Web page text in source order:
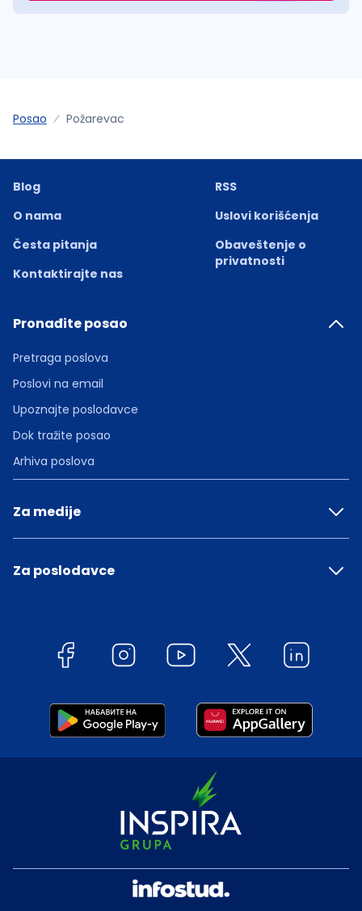
Posao Požarevac
Blog
O nama
Česta pitanja
Kontaktirajte nas
RSS
Uslovi korišćenja
Obaveštenje o
privatnosti
Pronađite posao
Pretraga poslova
Poslovi na email
Upoznajte poslodavce
Dok tražite posao
Arhiva poslova
Za medije
Za poslodavce